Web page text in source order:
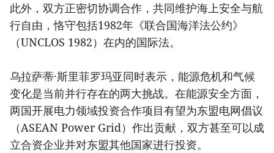
此外，双方正密切协调合作，共同维护海上安全与航
行自由，恪守包括1982年《联合国海洋法公约》
（UNCLOS 1982）在内的国际法。
乌拉萨蒂·斯里菲罗玛亚同时表示，能源危机和气候
变化是当前并行存在的两大挑战。在能源安全方面，
两国开展电力领域投资合作项目有望为东盟电网倡议
（ASEAN Power Grid）作出贡献，双方甚至可以成
立合资企业并对东盟其他国家进行投资。